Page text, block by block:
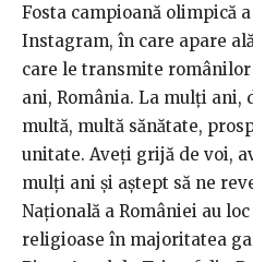
Fosta campioană olimpică
Instagram, în care apare
care le transmite românilor
ani, România. La mulţi ani,
multă, multă sănătate,
unitate. Aveţi grijă de voi,
mulţi ani şi aştept să ne
Naţională a României au
religioase în majoritatea